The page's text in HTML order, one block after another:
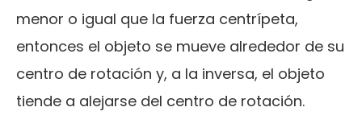
menor o igual que la fuerza centrípeta,
entonces el objeto se mueve alrededor de su
centro de rotación y, a la inversa, el objeto
tiende a alejarse del centro de rotación.